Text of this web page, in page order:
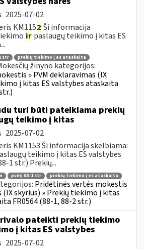
2025-07-02
KM1152 Ši informacija
ir paslaugų teikimo į kitas ES
str
prekių tiekimo į es ataskaita
žinyno kategorijos:
» PVM deklaravimas (IX
į kitas ES valstybes ataskaita
turi būti pateikiama prekių
teikimo į kitas
2025-07-02
KM1153 Ši informacija skelbiama:
teikimo į kitas ES valstybes
1 str.) Prekių...
pvmį 88-1 str prekių tiekimo į es ataskaita
Pridėtinės vertės mokestis
(IX skyrius) » Prekių tiekimo į kitas
FR0564 (88-1, 88-2 str.)
pateikti prekių tiekimo
į kitas ES valstybes
2025-07-02